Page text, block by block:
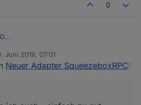
0
Widgets ohne Probleme. Die Lösung
Lautstärkeregelungen ist auch
Juni 2019, 07:01
von
Neuer Adapter SqueezeboxRPC: